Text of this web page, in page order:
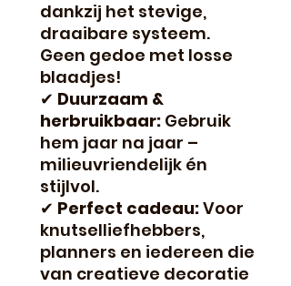
dankzij het stevige,
draaibare systeem.
Geen gedoe met losse
blaadjes!
✔ Duurzaam &
herbruikbaar: Gebruik
hem jaar na jaar –
milieuvriendelijk én
stijlvol.
✔ Perfect cadeau:Voor
knutselliefhebbers,
planners en iedereen die
van creatieve decoratie